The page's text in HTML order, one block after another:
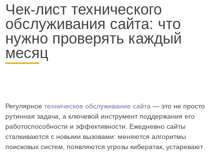
Чек-лист технического
обслуживания сайта: что
нужно проверять каждый
месяц
Регулярное техническое обслуживание сайта — это не просто
рутинная задача, а ключевой инструмент поддержания его
работоспособности и эффективности. Ежедневно сайты
сталкиваются с новыми вызовами: меняются алгоритмы
поисковых систем, появляются угрозы кибератак, устаревают